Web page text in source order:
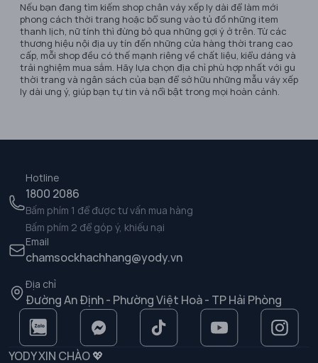
Nếu bạn đang tìm kiếm shop chân váy xếp ly dài để làm mới
phong cách thời trang hoặc bổ sung vào tủ đồ những item
thanh lịch, nữ tính thì đừng bỏ qua những gợi ý ở trên. Từ các
thương hiệu nội địa uy tín đến những cửa hàng thời trang cao
cấp, mỗi shop đều có thế mạnh riêng về chất liệu, kiểu dáng và
trải nghiệm mua sắm. Hãy lựa chọn địa chỉ phù hợp nhất với gu
thời trang và ngân sách của bạn để sở hữu những mẫu váy xếp
ly dài ưng ý, giúp bạn tự tin và nổi bật trong mọi hoàn cảnh.
Hotline
1800 2086
Bấm phím 1 để được tư vấn mua hàng
Bấm phím 2 để góp ý, khiếu nại
Email
chamsockhachhang@yody.vn
Địa chỉ
Đường An Định - Phường Việt Hoà - TP Hải Phòng
YODY XIN CHÀO 💖